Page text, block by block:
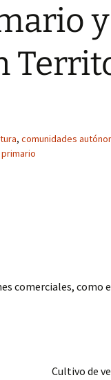
, comunidades
comerciales, como
Cultivo de